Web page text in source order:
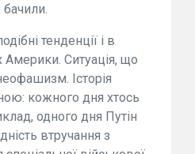
тенденції і в
Америки. Ситуація, що
Історія
кожного дня хтось
одного дня Путін
втручання з